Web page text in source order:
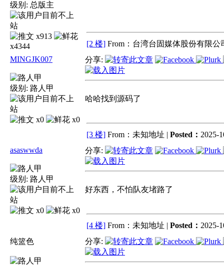
级别: 总版主
x913
x4344
[2 楼] From：台湾台固媒体股份有限公
MINGJK007
级别: 路人甲
x0 x0
分享:
哈哈找到源码了
[3 楼] From：未知地址 | Posted： 2025-
asaswwda
级别: 路人甲
x0 x0
分享:
好东西，不怕队友堵路了
[4 楼] From：未知地址 | Posted： 2025-
纯篮色
分享: